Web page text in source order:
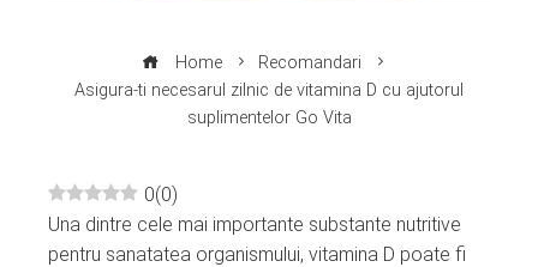
Home
Recomandari
Asigura-ti necesarul zilnic de vitamina D cu ajutorul
suplimentelor Go Vita
0(0)
Una dintre cele mai importante substante nutritive
pentru sanatatea organismului, vitamina D poate fi